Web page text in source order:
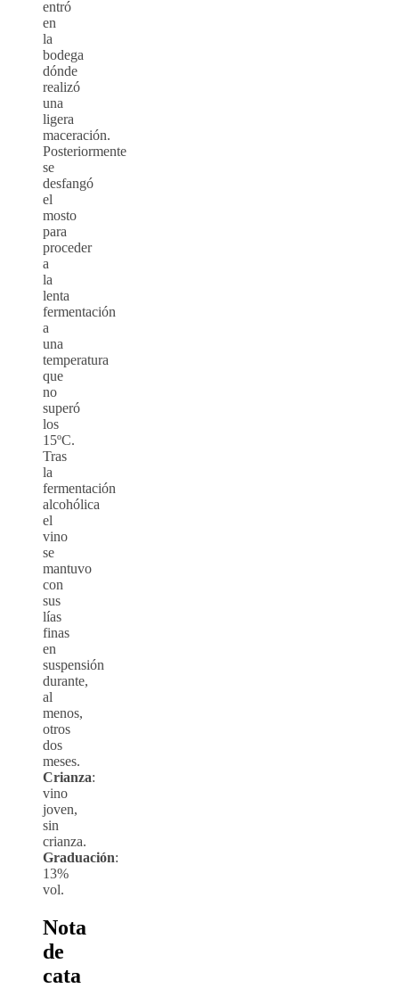
entró
en
la
bodega
dónde
realizó
una
ligera
maceración.
Posteriormente
se
desfangó
el
mosto
para
proceder
a
la
lenta
fermentación
a
una
temperatura
que
no
superó
los
15ºC.
Tras
la
fermentación
alcohólica
el
vino
se
mantuvo
con
sus
lías
finas
en
suspensión
durante,
al
menos,
otros
dos
meses.
Crianza:
vino
joven,
sin
crianza.
Graduación:
13%
vol.
Nota
de
cata